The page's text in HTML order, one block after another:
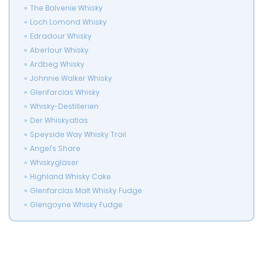
The Balvenie Whisky
Loch Lomond Whisky
Edradour Whisky
Aberlour Whisky
Ardbeg Whisky
Johnnie Walker Whisky
Glenfarclas Whisky
Whisky-Destillerien
Der Whiskyatlas
Speyside Way Whisky Trail
Angel's Share
Whiskygläser
Highland Whisky Cake
Glenfarclas Malt Whisky Fudge
Glengoyne Whisky Fudge